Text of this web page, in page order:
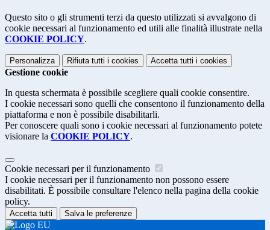
Questo sito o gli strumenti terzi da questo utilizzati si avvalgono di
cookie necessari al funzionamento ed utili alle finalità illustrate nella
COOKIE POLICY.
Personalizza Rifiuta tutti i cookies Accetta tutti i cookies
Gestione cookie
In questa schermata è possibile scegliere quali cookie consentire.
I cookie necessari sono quelli che consentono il funzionamento della
piattaforma e non è possibile disabilitarli.
Per conoscere quali sono i cookie necessari al funzionamento potete
visionare la COOKIE POLICY.
Cookie necessari per il funzionamento
I cookie necessari per il funzionamento non possono essere
disabilitati. È possibile consultare l'elenco nella pagina della cookie
policy.
Accetta tutti Salva le preferenze